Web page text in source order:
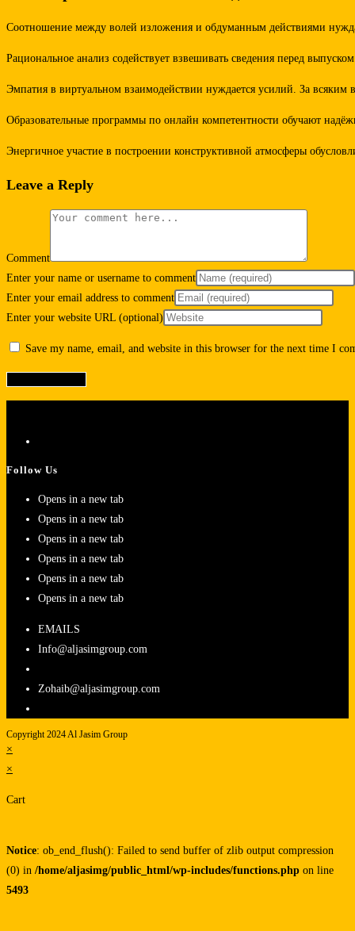
Соотношение между волей изложения и обдуманным действиями
Рациональное анализ содействует взвешивать сведения перед
Эмпатия в виртуальном взаимодействии нуждается усилий. За всяким
Образовательные программы по онлайн компетентности обучают
Энергичное участие в построении конструктивной атмосферы
Leave a Reply
Comment
Enter your name or username to comment
Enter your email address to comment
Enter your website URL (optional)
Save my name, email, and website in this browser for the next time I
Follow Us
Opens in a new tab
Opens in a new tab
Opens in a new tab
Opens in a new tab
Opens in a new tab
Opens in a new tab
EMAILS
Info@aljasimgroup.com
Zohaib@aljasimgroup.com
Copyright 2024 Al Jasim Group
×
×
Cart
Notice: ob_end_flush(): Failed to send buffer of zlib output compression
(0) in /home/aljasimg/public_html/wp-includes/functions.php on line
5493